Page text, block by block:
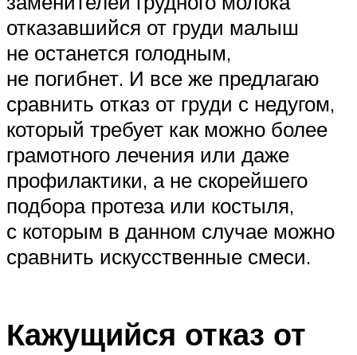
отказавшийся от груди малыш
не останется голодным,
не погибнет. И все же предлагаю
сравнить отказ от груди с недугом,
который требует как можно более
грамотного лечения или даже
профилактики, а не скорейшего
подбора протеза или костыля,
с которым в данном случае можно
сравнить искусственные смеси.
Кажущийся отказ от